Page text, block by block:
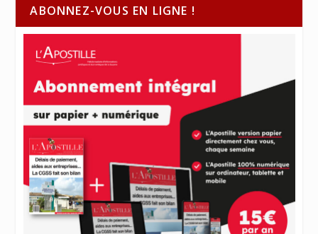
ABONNEZ-VOUS EN LIGNE !